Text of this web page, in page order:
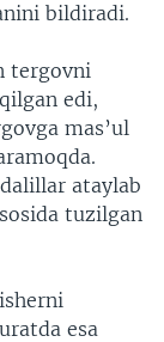
bildiradi.
tergovni
edi,
mas’ul
ataylab
tuzilgan
esa